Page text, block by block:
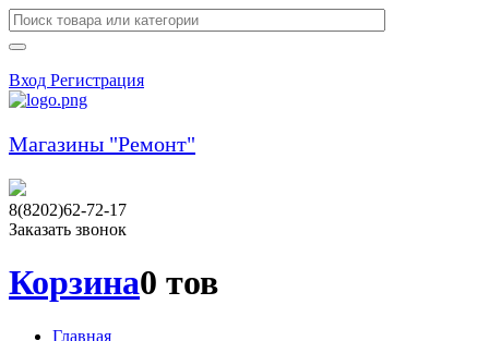
Вход Регистрация
Магазины "Ремонт"
8(8202)62-72-17
Заказать звонок
Корзина0 тов
Главная